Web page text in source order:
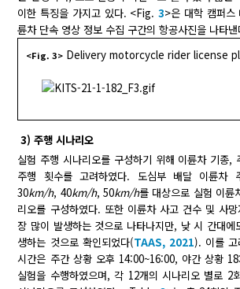
이한 특징을 가지고 있다. <Fig.3>은 대학 캠퍼스
륜차 단속 영상 정보 수집 구간의 항공사진을 나타낸
<Fig. 3> Delivery motorcycle rider license
3) 주행 시나리오
실험 주행 시나리오를 구성하기 위해 이륜차 기종,
주행 횟수를 고려하였다. 도심부 배달 이륜차
30km/h, 40km/h, 50km/h를 대상으로 실험 이륜
리오를 구성하였다. 또한 이륜차 사고 건수 및 사
장 많이 발생하는 것으로 나타나지만, 낮 시 간대
생하는 것으로 확인되었다(TAAS, 2021). 이를 고
시간은 주간 상황 오후 14:00~16:00, 야간 상황
실험을 수행하였으며, 각 12개의 시나리오 별로 2